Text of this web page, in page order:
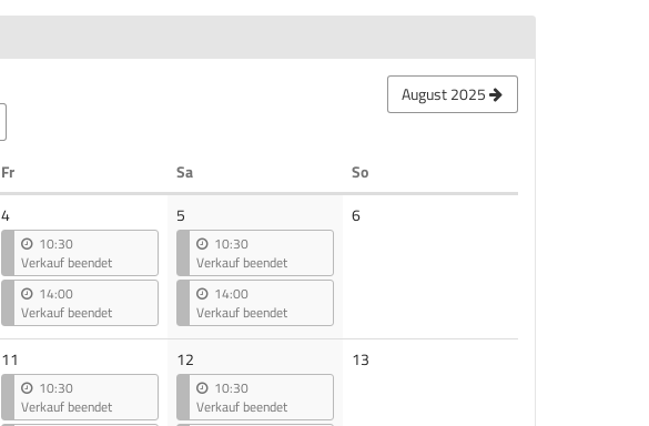
August 2025
FrFreitag SaSamstag SoSonntag
4
10:30
Verkauf beendet
14:00
Verkauf beendet
5
10:30
Verkauf beendet
14:00
Verkauf beendet
6Keine
11
10:30
Verkauf beendet
12
10:30
Verkauf beendet
13